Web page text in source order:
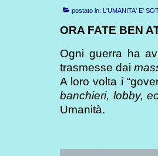
postato in: L'UMANITA' E'
ORA FATE BEN
Ogni guerra ha
trasmesse dai
A loro volta i
banchieri, lobby,
Umanità.